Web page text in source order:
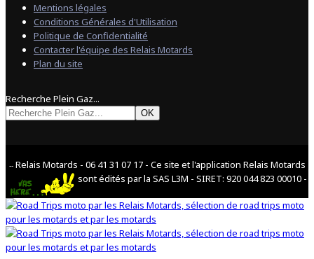
Mentions légales
Conditions Générales d'Utilisation
Politique de Confidentialité
Contacter l'équipe des Relais Motards
Plan du site
Recherche Plein Gaz...
OK
-- Relais Motards - 06 41 31 07 17 - Ce site et l'application Relais Motards
sont édités par la SAS L3M - SIRET: 920 044 823 00010 -